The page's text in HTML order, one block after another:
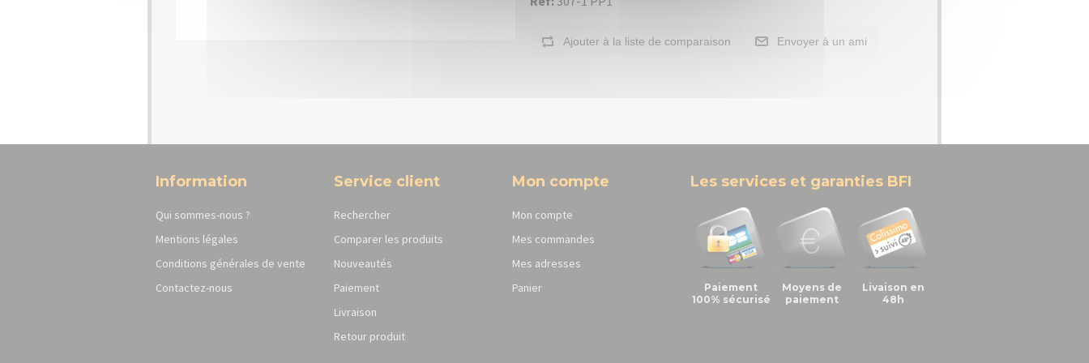
Ajouter à la liste de comparaison Envoyer à un ami
Information
Qui sommes-nous ?
Mentions légales
Conditions générales de vente
Contactez-nous
Service client
Rechercher
Comparer les produits
Nouveautés
Paiement
Livraison
Retour produit
Mon compte
Mon compte
Mes commandes
Mes adresses
Panier
Les services et garanties BFI
Paiement
100% sécurisé
Moyens de
paiement
Livaison en
48h